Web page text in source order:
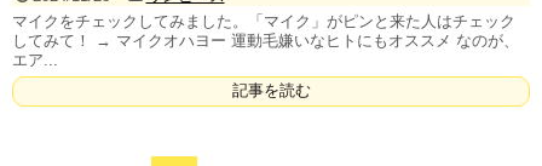
マイクをチェックしてみました。「マイク」がピンと来た人はチェック
してみて！ → マイクオハヨー 運動毛嫌いなヒトにもオススメ なのが、
エア...
記事を読む